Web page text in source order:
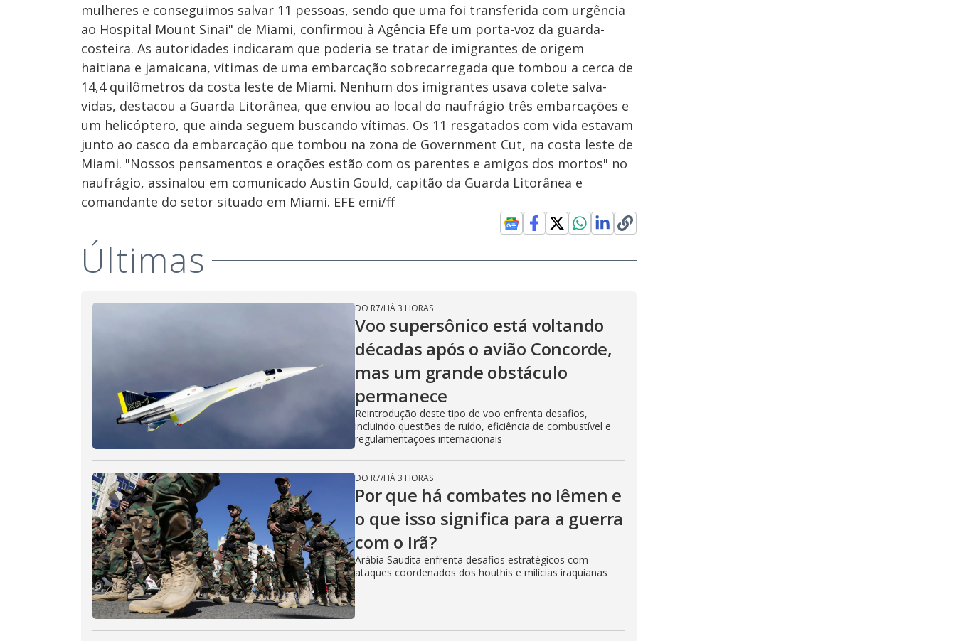
mulheres e conseguimos salvar 11 pessoas, sendo que uma foi transferida com urgência
ao Hospital Mount Sinai" de Miami, confirmou à Agência Efe um porta-voz da guarda-
costeira. As autoridades indicaram que poderia se tratar de imigrantes de origem
haitiana e jamaicana, vítimas de uma embarcação sobrecarregada que tombou a cerca de
14,4 quilômetros da costa leste de Miami. Nenhum dos imigrantes usava colete salva-
vidas, destacou a Guarda Litorânea, que enviou ao local do naufrágio três embarcações e
um helicóptero, que ainda seguem buscando vítimas. Os 11 resgatados com vida estavam
junto ao casco da embarcação que tombou na zona de Government Cut, na costa leste de
Miami. "Nossos pensamentos e orações estão com os parentes e amigos dos mortos" no
naufrágio, assinalou em comunicado Austin Gould, capitão da Guarda Litorânea e
comandante do setor situado em Miami. EFE emi/ff
Últimas
DO R7/HÁ 3 HORAS
Voo supersônico está voltando
décadas após o avião Concorde,
mas um grande obstáculo
permanece
Reintrodução deste tipo de voo enfrenta desafios,
incluindo questões de ruído, eficiência de combustível e
regulamentações internacionais
DO R7/HÁ 3 HORAS
Por que há combates no Iêmen e
o que isso significa para a guerra
com o Irã?
Arábia Saudita enfrenta desafios estratégicos com
ataques coordenados dos houthis e milícias iraquianas